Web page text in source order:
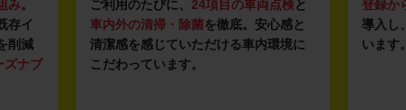
み。
存イ
削減
ズナブ
ご利用のたびに、 24項目の車両点検と
車内外の清掃・除菌を徹底。安心感と
清潔感を感じていただける車内環境に
こだわっています。
登録か
導入し
います